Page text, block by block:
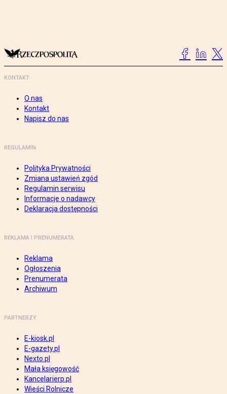
KONTAKT
O nas
Kontakt
Napisz do nas
REGULAMIN
Polityka Prywatności
Zmiana ustawień zgód
Regulamin serwisu
Informacje o nadawcy
Deklaracja dostępności
REKLAMA I PRENUMERATA
Reklama
Ogłoszenia
Prenumerata
Archiwum
PARTNERZY
E-kiosk.pl
E-gazety.pl
Nexto.pl
Mała księgowość
Kancelarierp.pl
Wieści Rolnicze